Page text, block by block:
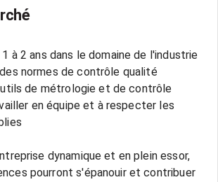
à 2 ans dans le domaine de l'industrie
normes de contrôle qualité
de métrologie et de contrôle
en équipe et à respecter les
dynamique et en plein essor,
pourront s'épanouir et contribuer